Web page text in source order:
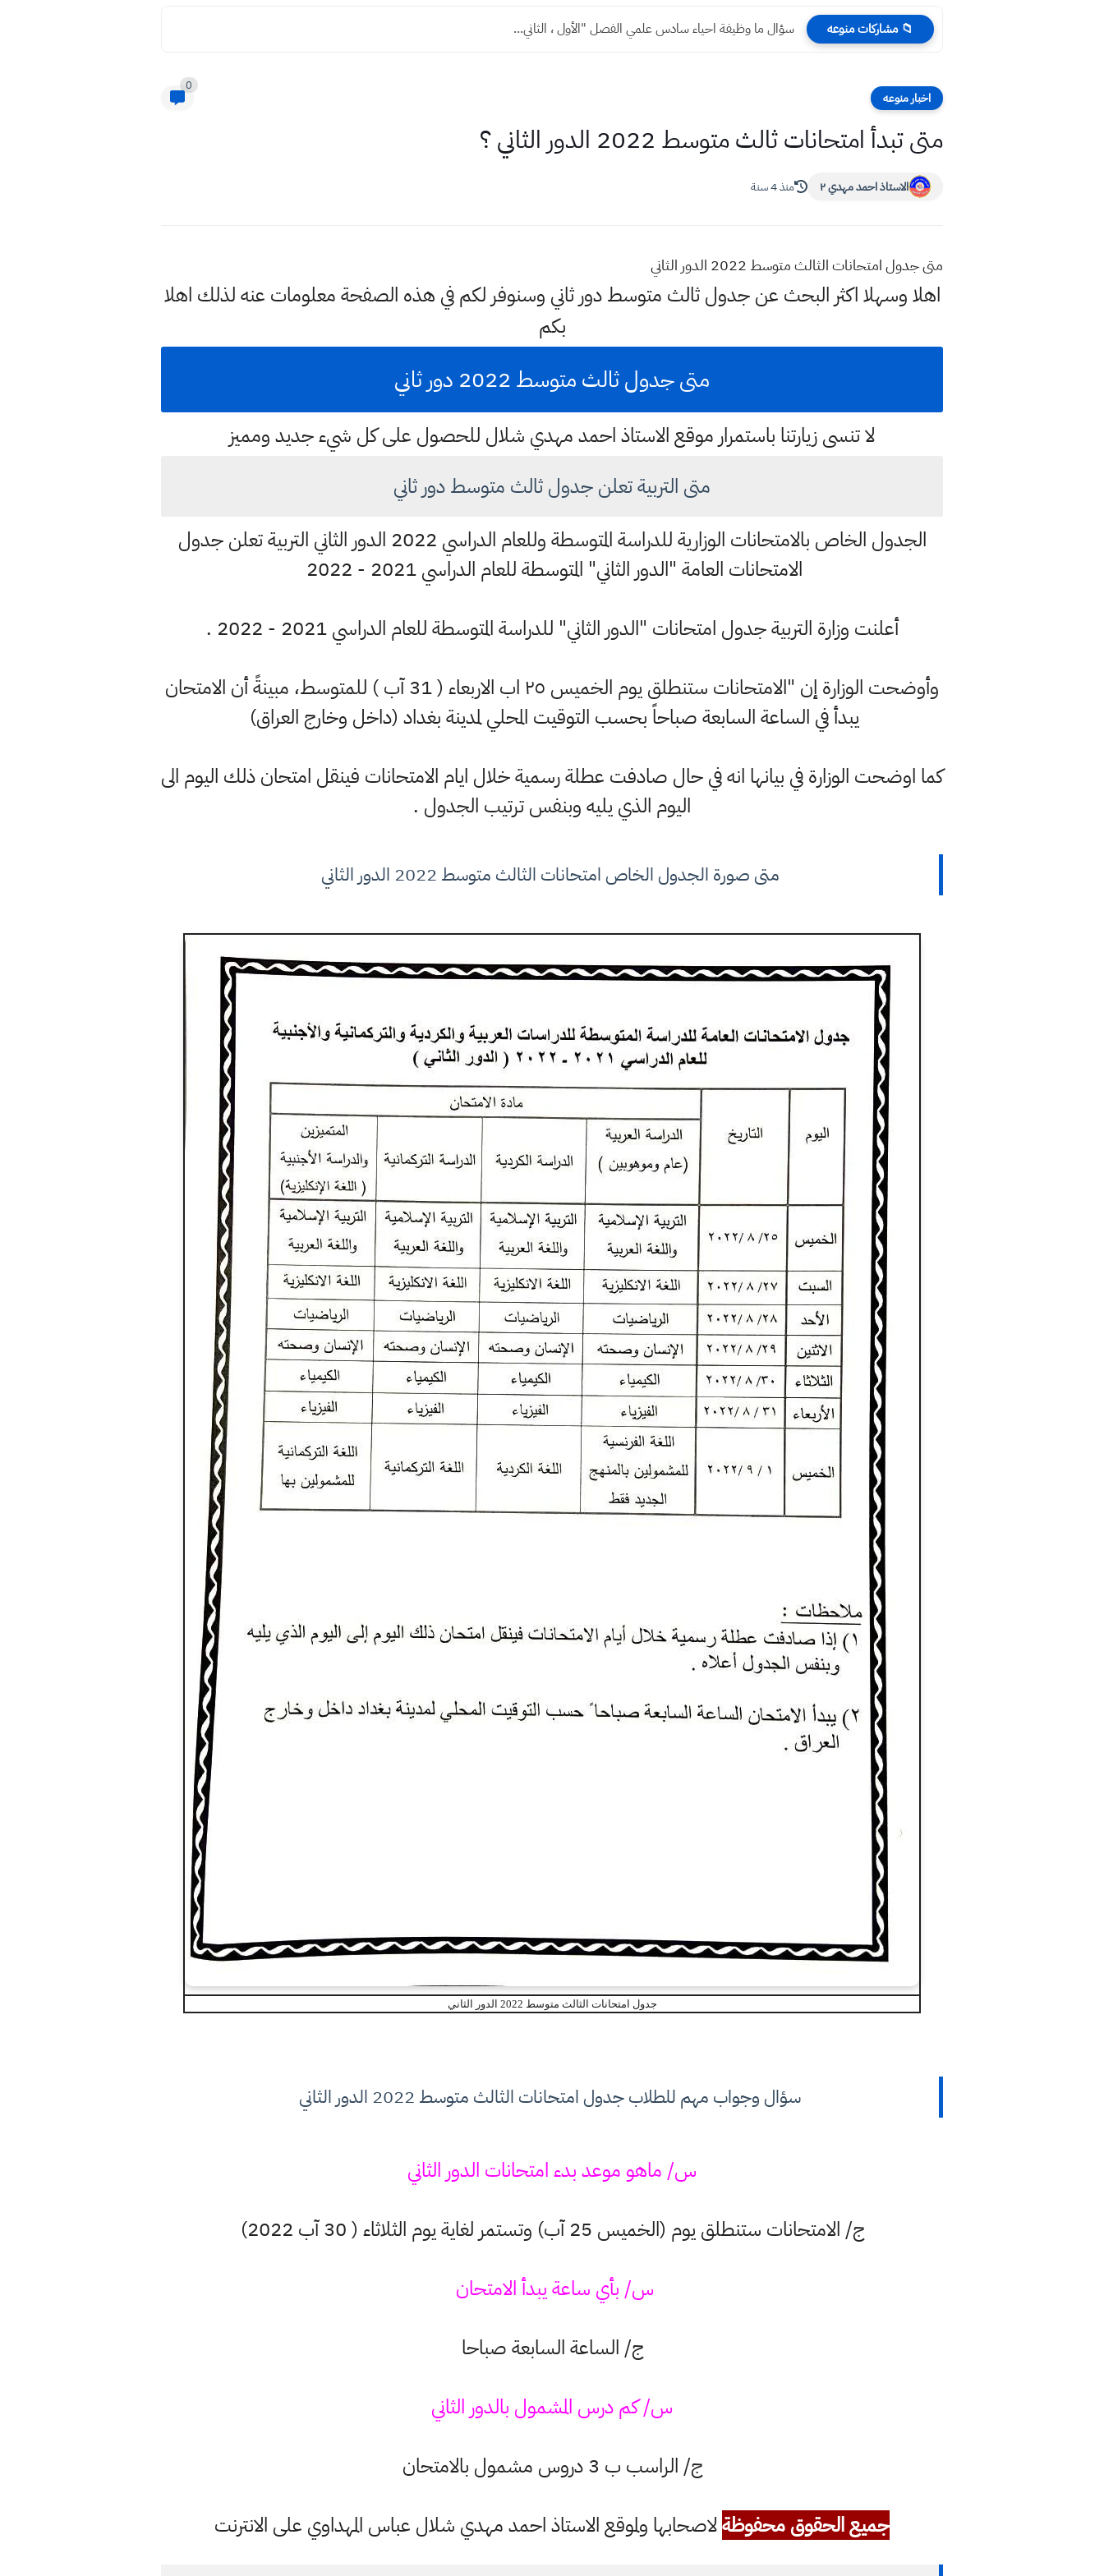
📁 مشاركات منوعه سؤال ما وظيفة احياء سادس علمي الفصل "الأول ، الثاني...
اخبار منوعه
0
متى تبدأ امتحانات ثالث متوسط 2022 الدور الثاني ؟
الاستاذ احمد مهدي ٢ منذ 4 سنة
متى جدول امتحانات الثالث متوسط 2022 الدور الثاني
اهلا وسهلا اكثر البحث عن جدول ثالث متوسط دور ثاني وسنوفر لكم في هذه الصفحة معلومات عنه لذلك اهلا
بكم
متى جدول ثالث متوسط 2022 دور ثاني
لا تنسى زيارتنا باستمرار موقع الاستاذ احمد مهدي شلال للحصول على كل شيء جديد ومميز
متى التربية تعلن جدول ثالث متوسط دور ثاني
الجدول الخاص بالامتحانات الوزارية للدراسة المتوسطة وللعام الدراسي 2022 الدور الثاني التربية تعلن جدول
الامتحانات العامة "الدور الثاني" المتوسطة للعام الدراسي 2021 - 2022
أعلنت وزارة التربية جدول امتحانات "الدور الثاني" للدراسة المتوسطة للعام الدراسي 2021 - 2022 .
وأوضحت الوزارة إن "الامتحانات ستنطلق يوم الخميس ٢٥ اب الاربعاء ( 31 آب ) للمتوسط، مبينةً أن الامتحان
يبدأ في الساعة السابعة صباحاً بحسب التوقيت المحلي لمدينة بغداد (داخل وخارج العراق)
كما اوضحت الوزارة في بيانها انه في حال صادفت عطلة رسمية خلال ايام الامتحانات فينقل امتحان ذلك اليوم الى
اليوم الذي يليه وبنفس ترتيب الجدول .
متى صورة الجدول الخاص امتحانات الثالث متوسط 2022 الدور الثاني
جدول امتحانات الثالث متوسط 2022 الدور الثاني
سؤال وجواب مهم للطلاب جدول امتحانات الثالث متوسط 2022 الدور الثاني
س/ ماهو موعد بدء امتحانات الدور الثاني
ج/ الامتحانات ستنطلق يوم (الخميس 25 آب) وتستمر لغاية يوم الثلاثاء ( 30 آب 2022)
س/ بأي ساعة يبدأ الامتحان
ج/ الساعة السابعة صباحا
س/ كم درس المشمول بالدور الثاني
ج/ الراسب ب 3 دروس مشمول بالامتحان
جميع الحقوق محفوظةلاصحابها ولموقع الاستاذ احمد مهدي شلال عباس المهداوي على الانترنت